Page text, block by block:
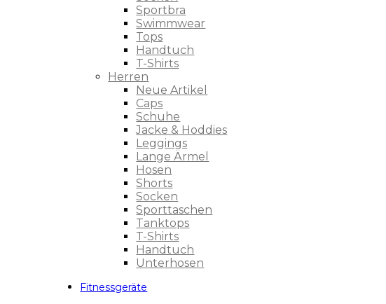
Sportbra
Swimmwear
Tops
Handtuch
T-Shirts
Herren
Neue Artikel
Caps
Schuhe
Jacke & Hoddies
Leggings
Lange Ärmel
Hosen
Shorts
Socken
Sporttaschen
Tanktops
T-Shirts
Handtuch
Unterhosen
Fitnessgeräte